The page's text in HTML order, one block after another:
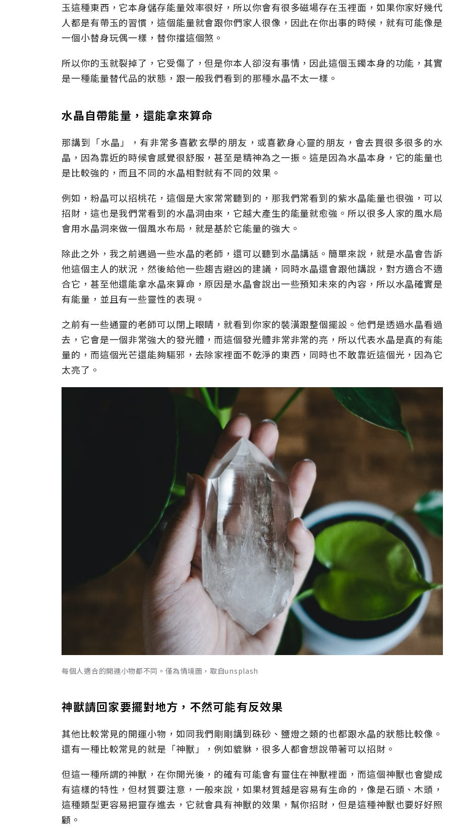
玉這種東西，它本身儲存能量效率很好，所以你會有很多磁場存在玉裡面，如果你家好幾代
人都是有帶玉的習慣，這個能量就會跟你們家人很像，因此在你出事的時候，就有可能像是
一個小替身玩偶一樣，替你擋這個煞。
所以你的玉就裂掉了，它受傷了，但是你本人卻沒有事情，因此這個玉鐲本身的功能，其實
是一種能量替代品的狀態，跟一般我們看到的那種水晶不太一樣。
水晶自帶能量，還能拿來算命
那講到「水晶」，有非常多喜歡玄學的朋友，或喜歡身心靈的朋友，會去買很多很多的水
晶，因為靠近的時候會感覺很舒服，甚至是精神為之一振。這是因為水晶本身，它的能量也
是比較強的，而且不同的水晶相對就有不同的效果。
例如，粉晶可以招桃花，這個是大家常常聽到的，那我們常看到的紫水晶能量也很強，可以
招財，這也是我們常看到的水晶洞由來，它越大產生的能量就愈強。所以很多人家的風水局
會用水晶洞來做一個風水布局，就是基於它能量的強大。
除此之外，我之前遇過一些水晶的老師，還可以聽到水晶講話。簡單來說，就是水晶會告訴
他這個主人的狀況，然後給他一些趨吉避凶的建議，同時水晶還會跟他講說，對方適合不適
合它，甚至他還能拿水晶來算命，原因是水晶會說出一些預知未來的內容，所以水晶確實是
有能量，並且有一些靈性的表現。
之前有一些通靈的老師可以閉上眼睛，就看到你家的裝潢跟整個擺設。他們是透過水晶看過
去，它會是一個非常強大的發光體，而這個發光體非常非常的亮，所以代表水晶是真的有能
量的，而這個光芒還能夠驅邪，去除家裡面不乾淨的東西，同時也不敢靠近這個光，因為它
太亮了。
每個人適合的開運小物都不同。僅為情境圖，取自unsplash
神獸請回家要擺對地方，不然可能有反效果
其他比較常見的開運小物，如同我們剛剛講到硃砂、鹽燈之類的也都跟水晶的狀態比較像。
還有一種比較常見的就是「神獸」，例如貔貅，很多人都會想說帶著可以招財。
但這一種所謂的神獸，在你開光後，的確有可能會有靈住在神獸裡面，而這個神獸也會變成
有這樣的特性，但材質要注意，一般來說，如果材質越是容易有生命的，像是石頭、木頭，
這種類型更容易把靈存進去，它就會具有神獸的效果，幫你招財，但是這種神獸也要好好照
顧。